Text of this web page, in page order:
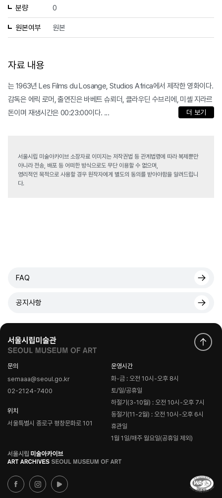
분량 0
원본여부 원본
자료 내용
는 1963년 Les Films du Losange, Studios Africa에서 제작한 영화이다.
감독은 에릭 로머, 출연진은 바베트 슈뢰더, 클라우딘 수브리에, 미셸 지라르
돈이며 재생시간은 00:23:00이다. ...
더 보기
서울시립 미술아카이브 소장자료 이미지는 저작권법 등 관계법령에 따라 복제뿐만
아니라 전송, 배포 등 어떠한 방식으로도 무단 이용할 수 없으며,
영리적인 목적으로 사용할 경우 원작자에게 별도의 동의를 받아야함을 알려드립니
다.
FAQ
공지사항
문의
semaaa@seoul.go.kr
02-2124-7400
위치
서울특별시 종로구 평창문화로 101
운영시간
화-금 : 오전 10시-오후 8시
토/일/공휴일
하절기(3-10월) : 오전 10시-오후 7시
동절기(11-2월) : 오전 10시-오후 6시
휴관일
1월 1일/매주 월요일(공휴일 제외)
로
고